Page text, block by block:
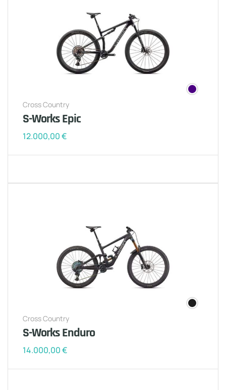
Cross Country
S-Works Epic
12.000,00€
Cross Country
S-Works Enduro
14.000,00€